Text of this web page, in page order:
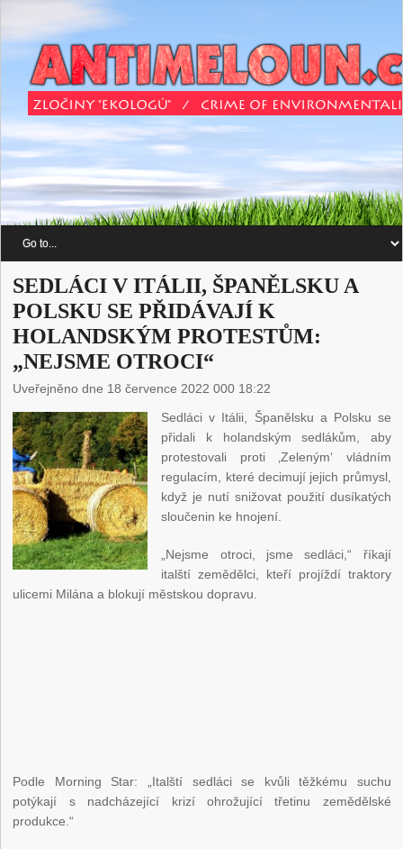
SEDLÁCI V ITÁLII, ŠPANĚLSKU A
POLSKU SE PŘIDÁVAJÍ K
HOLANDSKÝM PROTESTŮM:
„NEJSME OTROCI“
Uveřejněno dne 18 července 2022 000 18:22
Sedláci v Itálii, Španělsku a Polsku se
přidali k holandským sedlákům, aby
protestovali proti ‚Zeleným‘ vládním
regulacím, které decimují jejich průmysl,
když je nutí snižovat použití dusíkatých
sloučenin ke hnojení.
„Nejsme otroci, jsme sedláci,“ říkají
italští zemědělci, kteří projíždí traktory
ulicemi Milána a blokují městskou dopravu.
Podle Morning Star: „Italští sedláci se kvůli těžkému suchu
potýkají s nadcházející krizí ohrožující třetinu zemědělské
produkce.“